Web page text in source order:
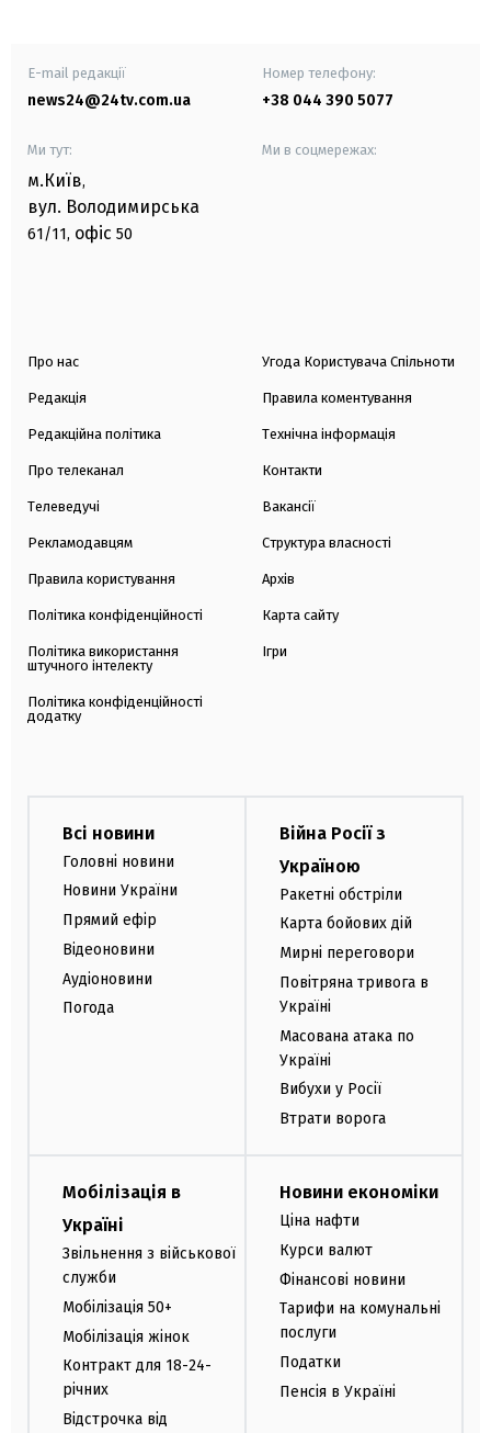
E-mail редакції
news24@24tv.com.ua
Номер телефону:
+38 044 390 5077
Ми тут:
м.Київ,
вул. Володимирська
61/11, офіс 50
Ми в соцмережах:
Про нас
Редакція
Редакційна політика
Про телеканал
Телеведучі
Рекламодавцям
Правила користування
Політика конфіденційності
Політика використання
штучного інтелекту
Політика конфіденційності
додатку
Угода Користувача Спільноти
Правила коментування
Технічна інформація
Контакти
Вакансії
Структура власності
Архів
Карта сайту
Ігри
Всі новини
Головні новини
Новини України
Прямий ефір
Відеоновини
Аудіоновини
Погода
Війна Росії з
Україною
Ракетні обстріли
Карта бойових дій
Мирні переговори
Повітряна тривога в
Україні
Масована атака по
Україні
Вибухи у Росії
Втрати ворога
Мобілізація в
Україні
Звільнення з військової
служби
Мобілізація 50+
Мобілізація жінок
Контракт для 18-24-
річних
Відстрочка від
Новини економіки
Ціна нафти
Курси валют
Фінансові новини
Тарифи на комунальні
послуги
Податки
Пенсія в Україні